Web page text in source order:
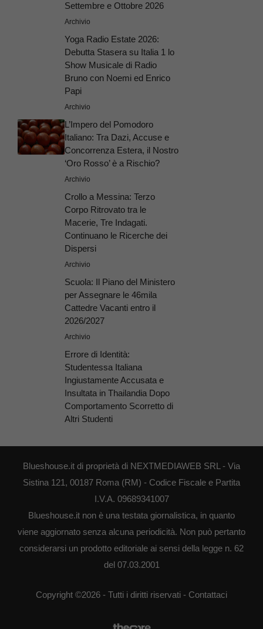
Settembre e Ottobre 2026
Archivio
Yoga Radio Estate 2026:
Debutta Stasera su Italia 1 lo
Show Musicale di Radio
Bruno con Noemi ed Enrico
Papi
Archivio
L’Impero del Pomodoro
Italiano: Tra Dazi, Accuse e
Concorrenza Estera, il Nostro
‘Oro Rosso’ è a Rischio?
Archivio
Crollo a Messina: Terzo
Corpo Ritrovato tra le
Macerie, Tre Indagati.
Continuano le Ricerche dei
Dispersi
Archivio
Scuola: Il Piano del Ministero
per Assegnare le 46mila
Cattedre Vacanti entro il
2026/2027
Archivio
Errore di Identità:
Studentessa Italiana
Ingiustamente Accusata e
Insultata in Thailandia Dopo
Comportamento Scorretto di
Altri Studenti
Blueshouse.it di proprietà di NEXTMEDIAWEB SRL - Via
Sistina 121, 00187 Roma (RM) - Codice Fiscale e Partita
I.V.A. 09689341007
Blueshouse.it non è una testata giornalistica, in quanto
viene aggiornato senza alcuna periodicità. Non può pertanto
considerarsi un prodotto editoriale ai sensi della legge n. 62
del 07.03.2001
Copyright ©2026 - Tutti i diritti riservati - Contattaci